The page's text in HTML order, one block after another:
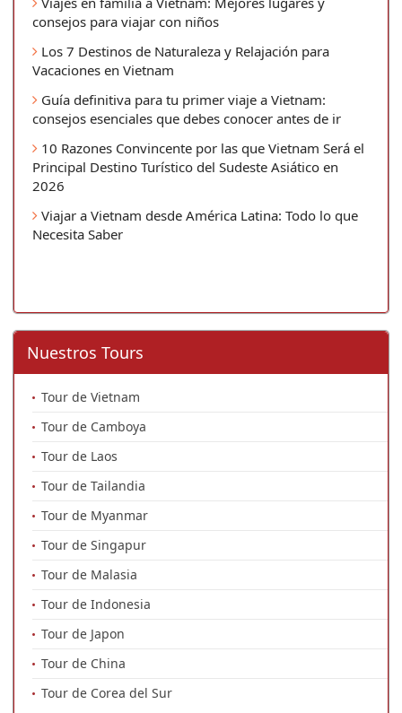
consejos para viajar con niños
Los 7 Destinos de Naturaleza y Relajación para
Vacaciones en Vietnam
Guía definitiva para tu primer viaje a Vietnam:
consejos esenciales que debes conocer antes de ir
10 Razones Convincente por las que Vietnam Será el
Principal Destino Turístico del Sudeste Asiático en
2026
Viajar a Vietnam desde América Latina: Todo lo que
Necesita Saber
Nuestros Tours
Tour de Vietnam
Tour de Camboya
Tour de Laos
Tour de Tailandia
Tour de Myanmar
Tour de Singapur
Tour de Malasia
Tour de Indonesia
Tour de Japon
Tour de China
Tour de Corea del Sur